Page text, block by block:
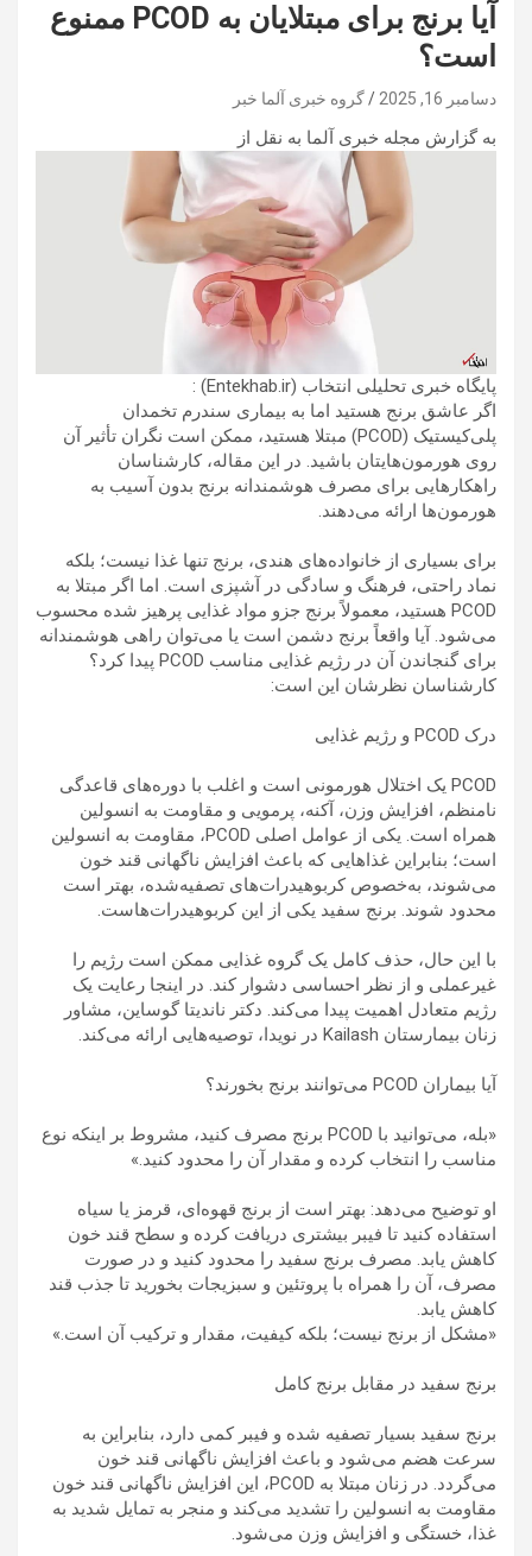
آیا برنج برای مبتلایان به PCOD ممنوع
است؟
دسامبر 16, 2025 گروه خبری آلما خبر
به گزارش مجله خبری آلما به نقل از
پایگاه خبری تحلیلی انتخاب (Entekhab.ir) :
اگر عاشق برنج هستید اما به بیماری سندرم تخمدان
پلی‌کیستیک (PCOD) مبتلا هستید، ممکن است نگران تأثیر آن
روی هورمون‌هایتان باشید. در این مقاله، کارشناسان
راهکارهایی برای مصرف هوشمندانه برنج بدون آسیب به
هورمون‌ها ارائه می‌دهند.
برای بسیاری از خانواده‌های هندی، برنج تنها غذا نیست؛ بلکه
نماد راحتی، فرهنگ و سادگی در آشپزی است. اما اگر مبتلا به
PCOD هستید، معمولاً برنج جزو مواد غذایی پرهیز شده محسوب
می‌شود. آیا واقعاً برنج دشمن است یا می‌توان راهی هوشمندانه
برای گنجاندن آن در رژیم غذایی مناسب PCOD پیدا کرد؟
کارشناسان نظرشان این است:
درک PCOD و رژیم غذایی
PCOD یک اختلال هورمونی است و اغلب با دوره‌های قاعدگی
نامنظم، افزایش وزن، آکنه، پرمویی و مقاومت به انسولین
همراه است. یکی از عوامل اصلی PCOD، مقاومت به انسولین
است؛ بنابراین غذاهایی که باعث افزایش ناگهانی قند خون
می‌شوند، به‌خصوص کربوهیدرات‌های تصفیه‌شده، بهتر است
محدود شوند. برنج سفید یکی از این کربوهیدرات‌هاست.
با این حال، حذف کامل یک گروه غذایی ممکن است رژیم را
غیرعملی و از نظر احساسی دشوار کند. در اینجا رعایت یک
رژیم متعادل اهمیت پیدا می‌کند. دکتر ناندیتا گوساین، مشاور
زنان بیمارستان Kailash در نویدا، توصیه‌هایی ارائه می‌کند.
آیا بیماران PCOD می‌توانند برنج بخورند؟
«بله، می‌توانید با PCOD برنج مصرف کنید، مشروط بر اینکه نوع
مناسب را انتخاب کرده و مقدار آن را محدود کنید.»
او توضیح می‌دهد: بهتر است از برنج قهوه‌ای، قرمز یا سیاه
استفاده کنید تا فیبر بیشتری دریافت کرده و سطح قند خون
کاهش یابد. مصرف برنج سفید را محدود کنید و در صورت
مصرف، آن را همراه با پروتئین و سبزیجات بخورید تا جذب قند
کاهش یابد.
«مشکل از برنج نیست؛ بلکه کیفیت، مقدار و ترکیب آن است.»
برنج سفید در مقابل برنج کامل
برنج سفید بسیار تصفیه شده و فیبر کمی دارد، بنابراین به
سرعت هضم می‌شود و باعث افزایش ناگهانی قند خون
می‌گردد. در زنان مبتلا به PCOD، این افزایش ناگهانی قند خون
مقاومت به انسولین را تشدید می‌کند و منجر به تمایل شدید به
غذا، خستگی و افزایش وزن می‌شود.